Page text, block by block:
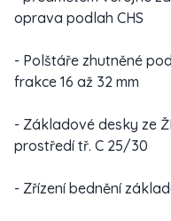
oprava podlah CHS
- Polštáře zhutněné
frakce 16 až 32 mm
- Základové desky ze
prostředí tř. C 25/30
- Zřízení bednění